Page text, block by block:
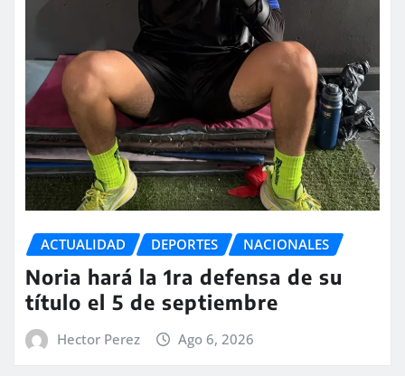
ACTUALIDAD DEPORTES NACIONALES
Noria hará la 1ra defensa de su
título el 5 de septiembre
Hector Perez Ago 6, 2026